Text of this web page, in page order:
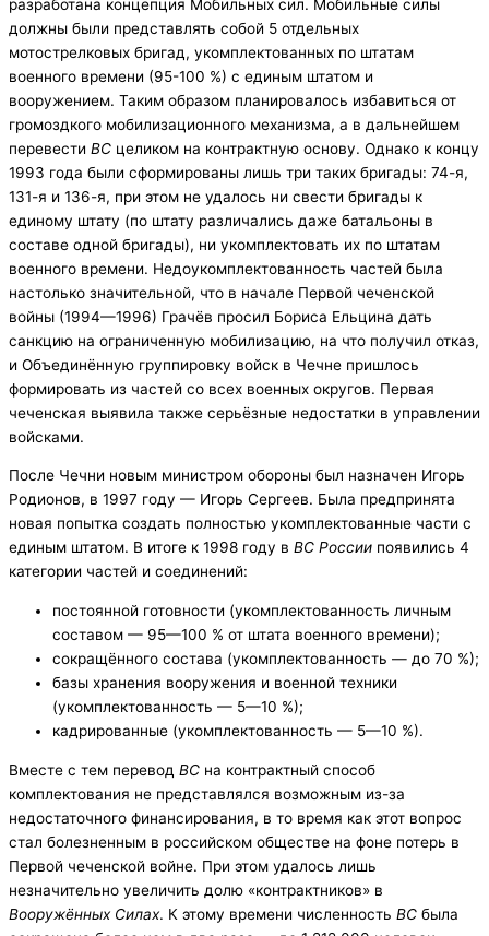
разработана концепция Мобильных сил. Мобильные силы
должны были представлять собой 5 отдельных
мотострелковых бригад, укомплектованных по штатам
военного времени (95-100 %) с единым штатом и
вооружением. Таким образом планировалось избавиться от
громоздкого мобилизационного механизма, а в дальнейшем
перевести ВС целиком на контрактную основу. Однако к концу
1993 года были сформированы лишь три таких бригады: 74-я,
131-я и 136-я, при этом не удалось ни свести бригады к
единому штату (по штату различались даже батальоны в
составе одной бригады), ни укомплектовать их по штатам
военного времени. Недоукомплектованность частей была
настолько значительной, что в начале Первой чеченской
войны (1994—1996) Грачёв просил Бориса Ельцина дать
санкцию на ограниченную мобилизацию, на что получил отказ,
и Объединённую группировку войск в Чечне пришлось
формировать из частей со всех военных округов. Первая
чеченская выявила также серьёзные недостатки в управлении
войсками.
После Чечни новым министром обороны был назначен Игорь
Родионов, в 1997 году — Игорь Сергеев. Была предпринята
новая попытка создать полностью укомплектованные части с
единым штатом. В итоге к 1998 году в ВС России появились 4
категории частей и соединений:
постоянной готовности (укомплектованность личным
составом — 95—100 % от штата военного времени);
сокращённого состава (укомплектованность — до 70 %);
базы хранения вооружения и военной техники
(укомплектованность — 5—10 %);
кадрированные (укомплектованность — 5—10 %).
Вместе с тем перевод ВС на контрактный способ
комплектования не представлялся возможным из-за
недостаточного финансирования, в то время как этот вопрос
стал болезненным в российском обществе на фоне потерь в
Первой чеченской войне. При этом удалось лишь
незначительно увеличить долю «контрактников» в
Вооружённых Силах. К этому времени численность ВС была